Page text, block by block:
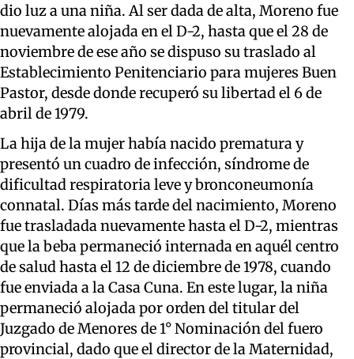
dio luz a una niña. Al ser dada de alta, Moreno fue
nuevamente alojada en el D-2, hasta que el 28 de
noviembre de ese año se dispuso su traslado al
Establecimiento Penitenciario para mujeres Buen
Pastor, desde donde recuperó su libertad el 6 de
abril de 1979.
La hija de la mujer había nacido prematura y
presentó un cuadro de infección, síndrome de
dificultad respiratoria leve y bronconeumonía
connatal. Días más tarde del nacimiento, Moreno
fue trasladada nuevamente hasta el D-2, mientras
que la beba permaneció internada en aquél centro
de salud hasta el 12 de diciembre de 1978, cuando
fue enviada a la Casa Cuna. En este lugar, la niña
permaneció alojada por orden del titular del
Juzgado de Menores de 1° Nominación del fuero
provincial, dado que el director de la Maternidad,